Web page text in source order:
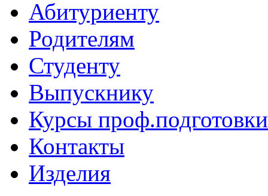
Абитуриенту
Родителям
Студенту
Выпускнику
Курсы проф.подготовки
Контакты
Изделия